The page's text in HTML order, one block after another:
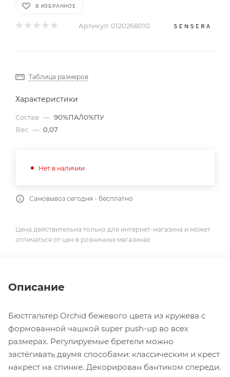
В ИЗБРАННОЕ
Артикул: 0120268010
Таблица размеров
Характеристики
Состав — 90%ПА/10%ПУ
Вес — 0,07
Нет в наличии
Самовывоз сегодня - бесплатно
Цена действительна только для интернет-магазина и может
отличаться от цен в розничных магазинах
Описание
Бюстгальтер Orchid бежевого цвета из кружева с
формованной чашкой super push-up во всех
размерах. Регулируемые бретели можно
застёгивать двумя способами: классическим и крест
накрест на спинке. Декорирован бантиком спереди.